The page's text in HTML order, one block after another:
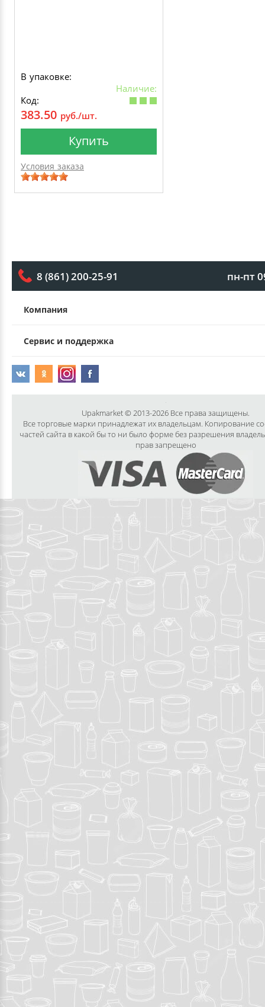
В упаковке:
Наличие:
Код:
383.50 руб./шт.
Купить
Условия заказа
8 (861) 200-25-91 пн-пт
Компания
Сервис и поддержка
Upakmarket © 2013-2026 Все права защищены.
Все торговые марки принадлежат их владельцам. Копирование
частей сайта в какой бы то ни было форме без разрешения
прав запрещено